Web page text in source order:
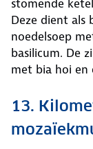
stomende
Deze dient als
noedelsoep
basilicum. De
met bia hoi en
13.